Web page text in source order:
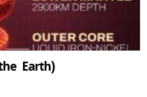
Earth)